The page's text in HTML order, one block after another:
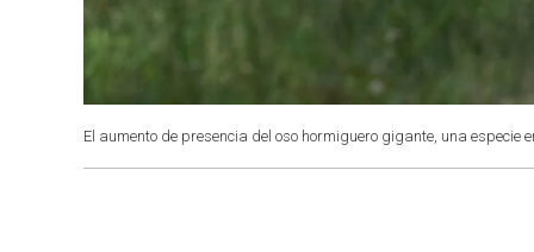
El aumento de presencia del oso hormiguero gigante, una especie